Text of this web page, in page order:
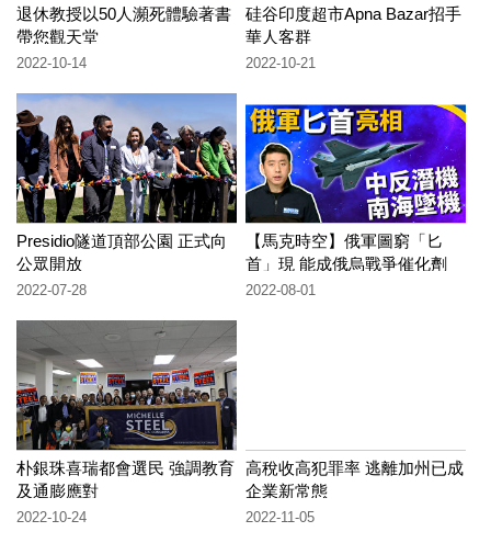
退休教授以50人瀕死體驗著書
帶您觀天堂
2022-10-14
硅谷印度超市Apna Bazar招手
華人客群
2022-10-21
Presidio隧道頂部公園 正式向
公眾開放
2022-07-28
【馬克時空】俄軍圖窮「匕
首」現 能成俄烏戰爭催化劑
嗎？
2022-08-01
朴銀珠喜瑞都會選民 強調教育
及通膨應對
2022-10-24
高稅收高犯罪率 逃離加州已成
企業新常態
2022-11-05